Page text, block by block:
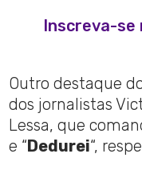
Inscreva-se
Outro destaque
dos jornalistas
Lessa, que
e “ Dedurei“,